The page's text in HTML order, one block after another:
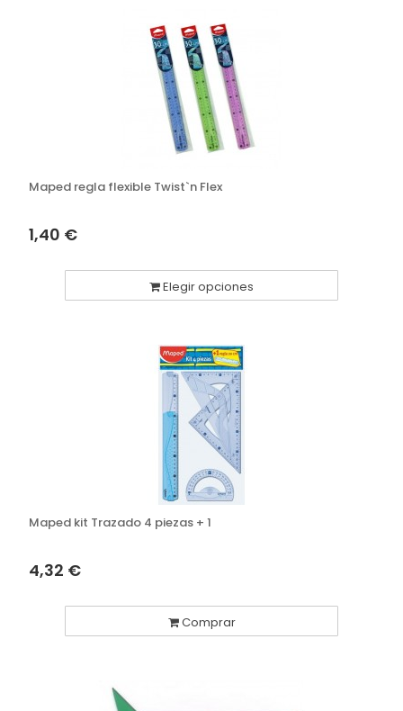
Maped regla flexible Twist`n Flex
1,40 €
Elegir opciones
Maped kit Trazado 4 piezas + 1
4,32 €
Comprar